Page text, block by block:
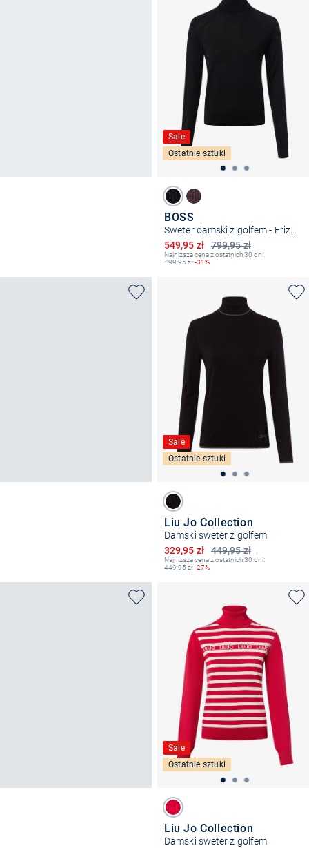
Sale
Ostatnie sztuki
BOSS
Sweter damski z golfem - Frizani
799,95 zł
Obniżona cena
549,95 zł
Najniższa cena z ostatnich 30 dni:
799,95zł-31%
Sale
Ostatnie sztuki
Liu Jo Collection
Damski sweter z golfem
449,95 zł
Obniżona cena
329,95 zł
Najniższa cena z ostatnich 30 dni:
449,95zł-27%
Sale
Ostatnie sztuki
Liu Jo Collection
Damski sweter z golfem